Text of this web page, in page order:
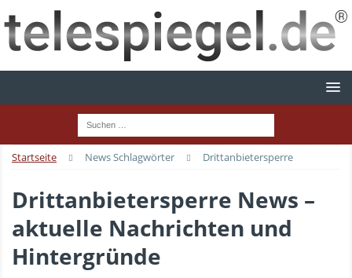
Startseite News Schlagwörter Drittanbietersperre
Drittanbietersperre News –
aktuelle Nachrichten und
Hintergründe